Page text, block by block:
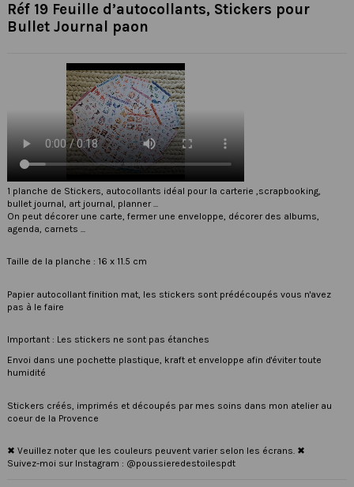
Réf 19 Feuille d’autocollants, Stickers pour
Bullet Journal paon
1 planche de Stickers, autocollants idéal pour la carterie ,scrapbooking,
bullet journal, art journal, planner ...
On peut décorer une carte, fermer une enveloppe, décorer des albums,
agenda, carnets ...
Taille de la planche : 16 x 11.5 cm
Papier autocollant finition mat, les stickers sont prédécoupés vous n'avez
pas à le faire
Important : Les stickers ne sont pas étanches
Envoi dans une pochette plastique, kraft et enveloppe afin d'éviter toute
humidité
Stickers créés, imprimés et découpés par mes soins dans mon atelier au
coeur de la Provence
✖ Veuillez noter que les couleurs peuvent varier selon les écrans. ✖
Suivez-moi sur Instagram : @poussieredestoilespdt